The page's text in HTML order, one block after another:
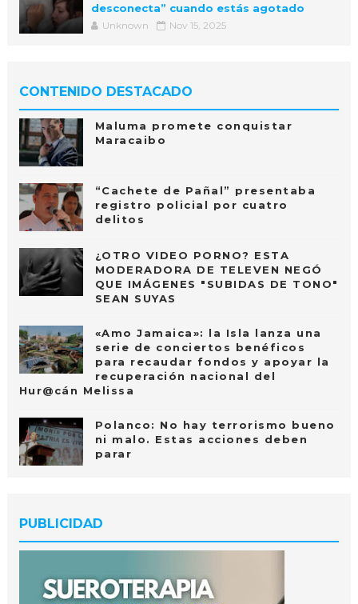
desconecta” cuando estás agotado
Unknown Nov 15, 2025
CONTENIDO DESTACADO
Maluma promete conquistar
Maracaibo
“Cachete de Pañal” presentaba
registro policial por cuatro
delitos
¿OTRO VIDEO PORNO? ESTA
MODERADORA DE TELEVEN NEGÓ
QUE IMÁGENES "SUBIDAS DE TONO"
SEAN SUYAS
«Amo Jamaica»: la Isla lanza una
serie de conciertos benéficos
para recaudar fondos y apoyar la
recuperación nacional del
Hur@cán Melissa
Polanco: No hay terrorismo bueno
ni malo. Estas acciones deben
parar
PUBLICIDAD